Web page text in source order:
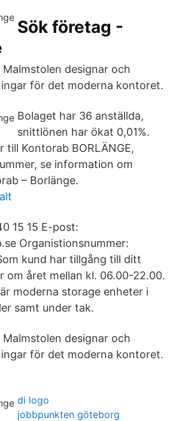
Sök företag -
designar och
för det moderna kontoret.
Bolaget har 36 anställda,
snittlönen har ökat 0,01%.
Kontorab BORLÄNGE,
se information om
– Borlänge.
15 15 E-post:
Organistionsnummer:
kund har tillgång till ditt
om året mellan kl. 06.00-22.00.
moderna storage enheter i
samt under tak.
designar och
för det moderna kontoret.
di logo
jobbpunkten göteborg